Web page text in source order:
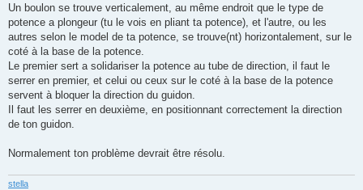
Un boulon se trouve verticalement, au même endroit que le type de
potence a plongeur (tu le vois en pliant ta potence), et l'autre, ou les
autres selon le model de ta potence, se trouve(nt) horizontalement, sur le
coté à la base de la potence.
Le premier sert a solidariser la potence au tube de direction, il faut le
serrer en premier, et celui ou ceux sur le coté à la base de la potence
servent à bloquer la direction du guidon.
Il faut les serrer en deuxième, en positionnant correctement la direction
de ton guidon.
Normalement ton problème devrait être résolu.
stella